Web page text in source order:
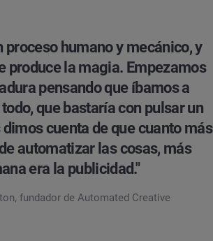
proceso humano y mecánico, y
produce la magia. Empezamos
pensando que íbamos a
que bastaría con pulsar un
dimos cuenta de que cuanto más
automatizar las cosas, más
era la publicidad."
fundador de Automated Creative